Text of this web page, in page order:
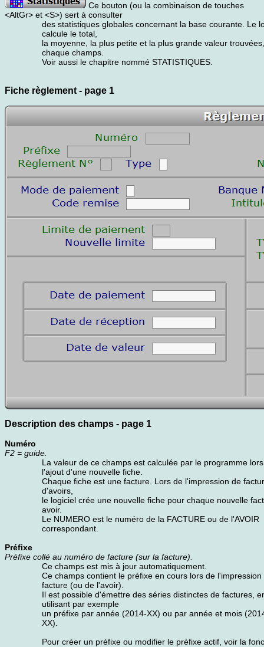
Ce bouton (ou la combinaison de touches
<AltGr> et <S>) sert à consulter
des statistiques globales concernant la base courante. Le
calcule le total,
la moyenne, la plus petite et la plus grande valeur
chaque champs.
Voir aussi le chapitre nommé STATISTIQUES.
Fiche règlement - page 1
Description des champs - page 1
Numéro
F2 = guide.
La valeur de ce champs est calculée par le programme
l'ajout d'une nouvelle fiche.
Chaque fiche est une facture. Lors de l'impression de
d'avoirs,
le logiciel crée une nouvelle fiche pour chaque nouvelle
avoir.
Le NUMERO est le numéro de la FACTURE ou de l'AVOIR
correspondant.
Préfixe
Préfixe collé au numéro de facture (sur la facture).
Ce champs est mis à jour automatiquement.
Ce champs contient le préfixe en cours lors de l'impression
facture (ou de l'avoir).
Il est possible d'émettre des séries distinctes de factures,
utilisant par exemple
un préfixe par année (2014-XX) ou par année et mois
XX).
Pour créer un préfixe ou modifier le préfixe actif, voir la